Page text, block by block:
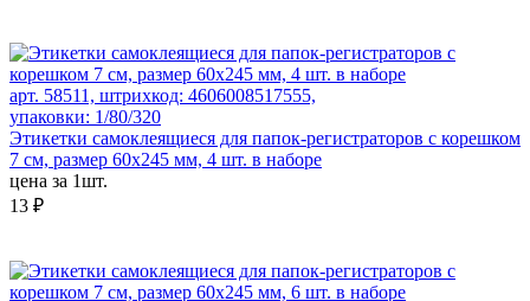
арт. 58511, штрихкод: 4606008517555,
упаковки: 1/80/320
Этикетки самоклеящиеся для папок-регистраторов с корешком
7 см, размер 60x245 мм, 4 шт. в наборе
цена за 1шт.
13 ₽